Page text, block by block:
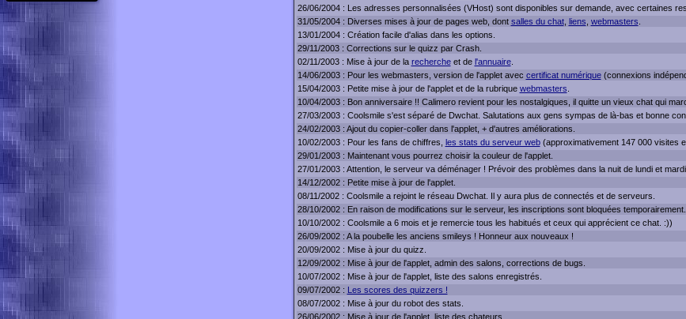
26/06/2004 : Les adresses personnalisées (VHost) sont disponibles sur demande, avec certaines
31/05/2004 : Diverses mises à jour de pages web, dont salles du chat, liens webmasters
13/01/2004 : Création facile d'alias dans les options.
29/11/2003 : Corrections sur le quizz par Crash.
02/11/2003 : Mise à jour de la rechercheet de l'annuaire.
14/06/2003 : Pour les webmasters, version de l'applet avec certificat numérique(connexions
15/04/2003 : Petite mise à jour de l'applet et de la rubrique webmasters
10/04/2003 : Bon anniversaire !! Calimero revient pour les nostalgiques, il quitte un vieux chat qui
27/03/2003 : Coolsmile s'est séparé de Dwchat. Salutations aux gens sympas de là-bas et bonne
24/02/2003 : Ajout du copier-coller dans l'applet, + d'autres améliorations.
10/02/2003 : Pour les fans de chiffres, les stats du serveur web(approximativement 147 000 visites
29/01/2003 : Maintenant vous pourrez choisir la couleur de l'applet.
27/01/2003 : Attention, le serveur va déménager ! Prévoir des problèmes dans la nuit de lundi et mardi
14/12/2002 : Petite mise à jour de l'applet.
08/11/2002 : Coolsmile a rejoint le réseau Dwchat. Il y aura plus de connectés et de serveurs.
28/10/2002 : En raison de modifications sur le serveur, les inscriptions sont bloquées temporairement.
10/10/2002 : Coolsmile a 6 mois et je remercie tous les habitués et ceux qui apprécient ce chat. :))
26/09/2002 : A la poubelle les anciens smileys ! Honneur aux nouveaux !
20/09/2002 : Mise à jour du quizz.
12/09/2002 : Mise à jour de l'applet, admin des salons, corrections de bugs.
10/07/2002 : Mise à jour de l'applet, liste des salons enregistrés.
09/07/2002 : Les scores des quizzers !
08/07/2002 : Mise à jour du robot des stats.
26/06/2002 : Mise à jour de l'applet, liste des chateurs.